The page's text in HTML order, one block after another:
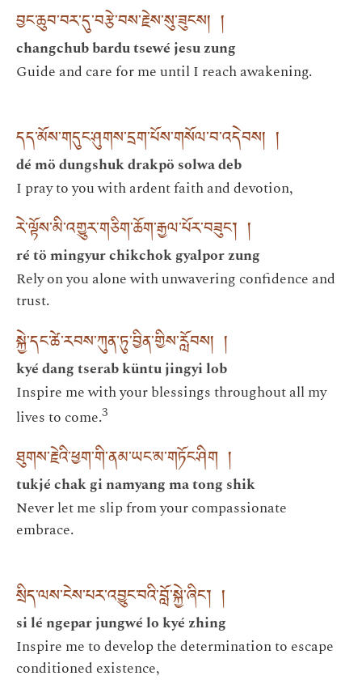
བྱང་ཆུབ་བར་དུ་བརྩེ་བས་རྗེས་སུ་ཟུངས། །
changchub bardu tsewé jesu zung
Guide and care for me until I reach awakening.
དད་མོས་གདུང་ཤུགས་དྲག་པོས་གསོལ་བ་འདེབས། །
dé mö dungshuk drakpö solwa deb
I pray to you with ardent faith and devotion,
རེ་ལྟོས་མི་འགྱུར་གཅིག་ཆོག་རྒྱལ་པོར་བཟུང་། །
ré tö mingyur chikchok gyalpor zung
Rely on you alone with unwavering confidence and
trust.
སྐྱེ་དང་ཚེ་རབས་ཀུན་ཏུ་བྱིན་གྱིས་རློབས། །
kyé dang tserab küntu jingyi lob
Inspire me with your blessings throughout all my
lives to come.3
ཐུགས་རྗེའི་ཕྱག་གི་ནམ་ཡང་མ་གཏོང་ཤིག །
tukjé chak gi namyang ma tong shik
Never let me slip from your compassionate
embrace.
སྲིད་ལས་ངེས་པར་འབྱུང་བའི་བློ་སྐྱེ་ཞིང་། །
si lé ngepar jungwé lo kyé zhing
Inspire me to develop the determination to escape
conditioned existence,